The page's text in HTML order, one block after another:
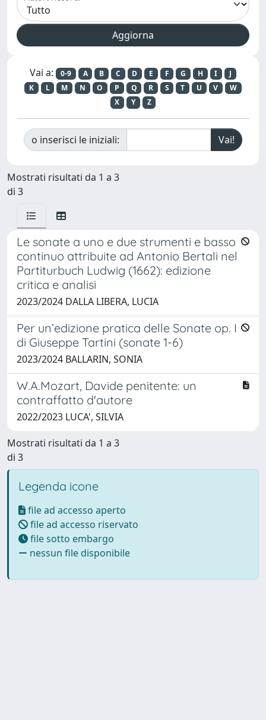
Vai a: 0-9 A B C D E F G H I
J
K
L M N O P Q R S T U V
W
X
Y Z
o inserisci le iniziali:
Mostrati risultati da 1 a 3
di 3
Le sonate a uno e due strumenti e basso
continuo attribuite ad Antonio Bertali nel
Partiturbuch Ludwig (1662): edizione
critica e analisi
2023/2024 DALLA LIBERA, LUCIA
Per un’edizione pratica delle Sonate op. I
di Giuseppe Tartini (sonate 1-6)
2023/2024 BALLARIN, SONIA
W.A.Mozart, Davide penitente: un
contraffatto d'autore
2022/2023 LUCA', SILVIA
Mostrati risultati da 1 a 3
di 3
Legenda icone
file ad accesso aperto
file ad accesso riservato
file sotto embargo
nessun file disponibile